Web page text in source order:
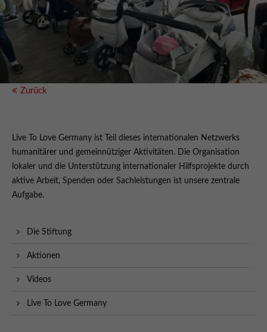
Zurück
Live To Love Germany ist Teil dieses internationalen Netzwerks
humanitärer und gemeinnütziger Aktivitäten. Die Organisation
lokaler und die Unterstützung internationaler Hilfsprojekte durch
aktive Arbeit, Spenden oder Sachleistungen ist unsere zentrale
Aufgabe.
Die Stiftung
Aktionen
Videos
Live To Love Germany